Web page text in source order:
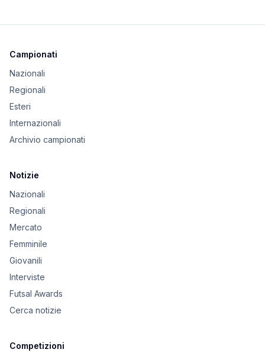
Campionati
Nazionali
Regionali
Esteri
Internazionali
Archivio campionati
Notizie
Nazionali
Regionali
Mercato
Femminile
Giovanili
Interviste
Futsal Awards
Cerca notizie
Competizioni